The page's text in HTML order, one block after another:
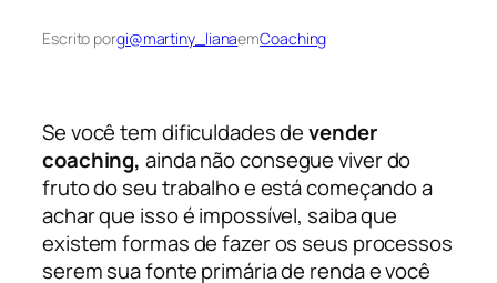
Escrito porgi@martiny_lianaemCoaching
Se você tem dificuldades devender
coaching, ainda não consegue viver do
fruto do seu trabalho e está começando a
achar que isso é impossível, saiba que
existem formas de fazer os seus processos
serem sua fonte primária de renda e você